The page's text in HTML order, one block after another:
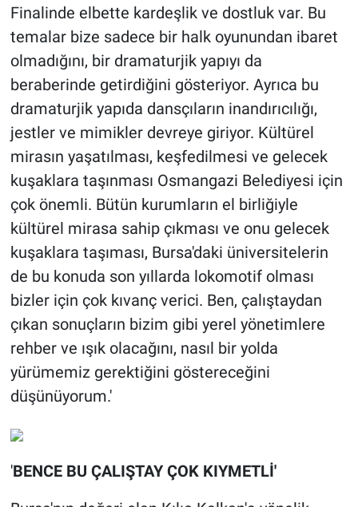
Finalinde elbette kardeşlik ve dostluk var. Bu
temalar bize sadece bir halk oyunundan ibaret
olmadığını, bir dramaturjik yapıyı da
beraberinde getirdiğini gösteriyor. Ayrıca bu
dramaturjik yapıda dansçıların inandırıcılığı,
jestler ve mimikler devreye giriyor. Kültürel
mirasın yaşatılması, keşfedilmesi ve gelecek
kuşaklara taşınması Osmangazi Belediyesi için
çok önemli. Bütün kurumların el birliğiyle
kültürel mirasa sahip çıkması ve onu gelecek
kuşaklara taşıması, Bursa'daki üniversitelerin
de bu konuda son yıllarda lokomotif olması
bizler için çok kıvanç verici. Ben, çalıştaydan
çıkan sonuçların bizim gibi yerel yönetimlere
rehber ve ışık olacağını, nasıl bir yolda
yürümemiz gerektiğini göstereceğini
düşünüyorum.'
'BENCE BU ÇALIŞTAY ÇOK KIYMETLİ'